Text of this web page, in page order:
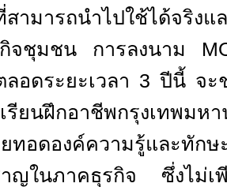
ามารถนำไปใช้ได้จริงแ
กิจชุมชน การลงนาม
ลอดระยะเวลา 3 ปีนี้ จะ
เรียนฝึกอาชีพกรุงเทพม
ทอดองค์ความรู้และทักษ
าญในภาคธุรกิจ ซึ่งไม่เ